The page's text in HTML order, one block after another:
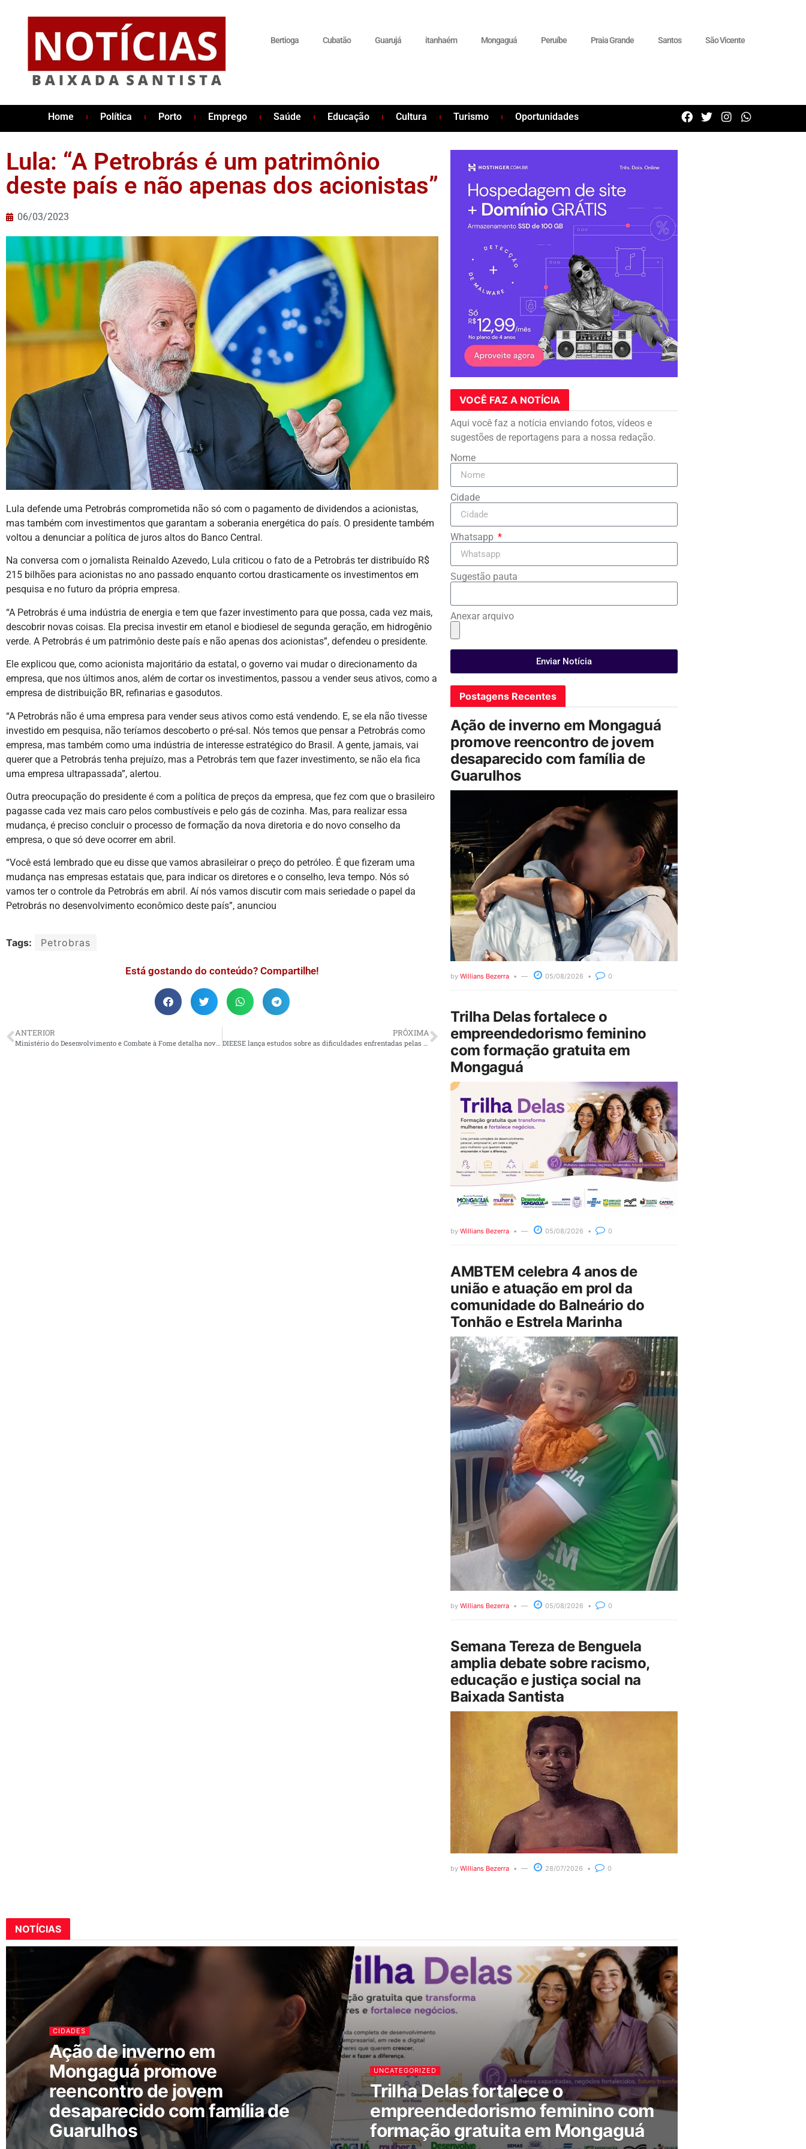
Bertioga Cubatão Guarujá itanhaém Mongaguá Peruíbe Praia Grande Santos São Vicente
Home Política Porto Emprego Saúde Educação Cultura Turismo Oportunidades
Lula: “A Petrobrás é um patrimônio
deste país e não apenas dos acionistas”
06/03/2023
Lula defende uma Petrobrás comprometida não só com o pagamento de dividendos a acionistas,
mas também com investimentos que garantam a soberania energética do país. O presidente também
voltou a denunciar a política de juros altos do Banco Central.
Na conversa com o jornalista Reinaldo Azevedo, Lula criticou o fato de a Petrobrás ter distribuído R$
215 bilhões para acionistas no ano passado enquanto cortou drasticamente os investimentos em
pesquisa e no futuro da própria empresa.
“A Petrobrás é uma indústria de energia e tem que fazer investimento para que possa, cada vez mais,
descobrir novas coisas. Ela precisa investir em etanol e biodiesel de segunda geração, em hidrogênio
verde. A Petrobrás é um patrimônio deste país e não apenas dos acionistas”, defendeu o presidente.
Ele explicou que, como acionista majoritário da estatal, o governo vai mudar o direcionamento da
empresa, que nos últimos anos, além de cortar os investimentos, passou a vender seus ativos, como a
empresa de distribuição BR, refinarias e gasodutos.
“A Petrobrás não é uma empresa para vender seus ativos como está vendendo. E, se ela não tivesse
investido em pesquisa, não teríamos descoberto o pré-sal. Nós temos que pensar a Petrobrás como
empresa, mas também como uma indústria de interesse estratégico do Brasil. A gente, jamais, vai
querer que a Petrobrás tenha prejuízo, mas a Petrobrás tem que fazer investimento, se não ela fica
uma empresa ultrapassada”, alertou.
Outra preocupação do presidente é com a política de preços da empresa, que fez com que o brasileiro
pagasse cada vez mais caro pelos combustíveis e pelo gás de cozinha. Mas, para realizar essa
mudança, é preciso concluir o processo de formação da nova diretoria e do novo conselho da
empresa, o que só deve ocorrer em abril.
“Você está lembrado que eu disse que vamos abrasileirar o preço do petróleo. É que fizeram uma
mudança nas empresas estatais que, para indicar os diretores e o conselho, leva tempo. Nós só
vamos ter o controle da Petrobrás em abril. Aí nós vamos discutir com mais seriedade o papel da
Petrobrás no desenvolvimento econômico deste país”, anunciou
Tags: Petrobras
Está gostando do conteúdo? Compartilhe!
ANTERIOR PRÓXIMA
VOCÊ FAZ A NOTÍCIA
Aqui você faz a notícia enviando fotos, vídeos e
sugestões de reportagens para a nossa redação.
Nome
Cidade
Whatsapp
Sugestão pauta
Anexar arquivo
Enviar Notícia
Postagens Recentes
Ação de inverno em Mongaguá
promove reencontro de jovem
desaparecido com família de
Guarulhos
by Willians Bezerra 05/08/2026 0
Trilha Delas fortalece o
empreendedorismo feminino
com formação gratuita em
Mongaguá
by Willians Bezerra 05/08/2026 0
AMBTEM celebra 4 anos de
união e atuação em prol da
comunidade do Balneário do
Tonhão e Estrela Marinha
by Willians Bezerra 05/08/2026 0
Semana Tereza de Benguela
amplia debate sobre racismo,
educação e justiça social na
Baixada Santista
by Willians Bezerra 28/07/2026 0
NOTÍCIAS
CIDADES
Ação de inverno em
Mongaguá promove
reencontro de jovem
desaparecido com família de
Guarulhos
UNCATEGORIZED
Trilha Delas fortalece o
empreendedorismo feminino com
formação gratuita em Mongaguá